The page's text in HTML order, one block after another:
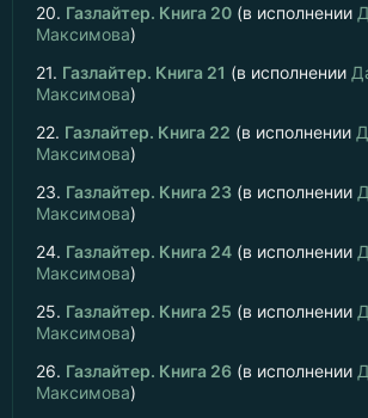
20. Газлайтер. Книга 20 (в исполнении
Максимова)
21. Газлайтер. Книга 21 (в исполнении
Максимова)
22. Газлайтер. Книга 22 (в исполнении
Максимова)
23. Газлайтер. Книга 23 (в исполнении
Максимова)
24. Газлайтер. Книга 24 (в исполнении
Максимова)
25. Газлайтер. Книга 25 (в исполнении
Максимова)
26. Газлайтер. Книга 26 (в исполнении
Максимова)